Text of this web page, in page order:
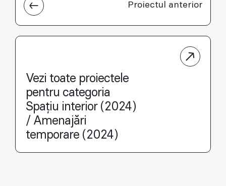
Proiectul anterior
Vezi toate proiectele
pentru categoria
Spațiu interior (2024)
/ Amenajări
temporare (2024)